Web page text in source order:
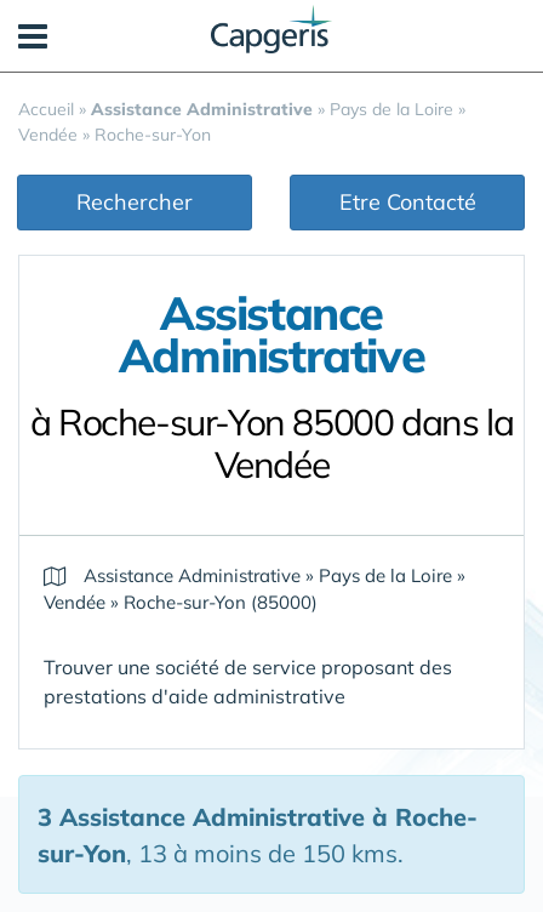
Accueil » Assistance Administrative » Pays de la Loire »
Vendée » Roche-sur-Yon
Rechercher Etre Contacté
Assistance
Administrative
à Roche-sur-Yon 85000 dans la
Vendée
Assistance Administrative » Pays de la Loire »
Vendée » Roche-sur-Yon (85000)
Trouver une société de service proposant des
prestations d'aide administrative
3 Assistance Administrative à Roche-
sur-Yon, 13 à moins de 150 kms.